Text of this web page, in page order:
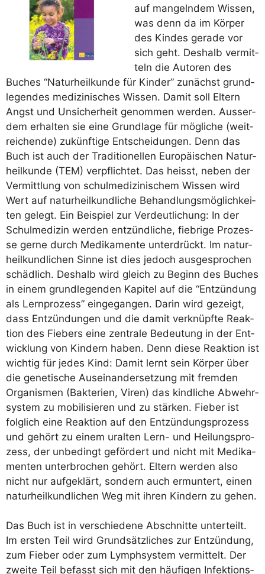
auf man­geln­dem Wis­sen,
was denn da im Kör­per
des Kin­des gera­de vor
sich geht. Des­halb ver­mit­
teln die Autoren des
Buches “Natur­heil­kun­de für Kin­der” zunächst grund­
le­gen­des medi­zi­ni­sches Wis­sen. Damit soll Eltern
Angst und Unsi­cher­heit genom­men wer­den. Aus­ser­
dem erhal­ten sie eine Grund­la­ge für mög­li­che (weit­
rei­chen­de) zukünf­ti­ge Ent­schei­dun­gen. Denn das
Buch ist auch der Tra­di­tio­nel­len Euro­päi­schen Natur­
heil­kun­de (TEM) ver­pflich­tet. Das heisst, neben der
Ver­mitt­lung von schul­me­di­zi­ni­schem Wis­sen wird
Wert auf natur­heil­kund­li­che Behand­lungs­mög­lich­kei­
ten gelegt. Ein Bei­spiel zur Ver­deut­li­chung: In der
Schul­me­di­zin wer­den ent­zünd­li­che, fieb­ri­ge Pro­zes­
se ger­ne durch Medi­ka­men­te unter­drückt. Im natur­
heil­kund­li­chen Sin­ne ist dies jedoch aus­ge­spro­chen
schäd­lich. Des­halb wird gleich zu Beginn des Buches
in einem grund­le­gen­den Kapi­tel auf die “Ent­zün­dung
als Lern­pro­zess” ein­ge­gan­gen. Dar­in wird gezeigt,
dass Ent­zün­dun­gen und die damit ver­knüpf­te Reak­
ti­on des Fie­bers eine zen­tra­le Bedeu­tung in der Ent­
wick­lung von Kin­dern haben. Denn die­se Reak­ti­on ist
wich­tig für jedes Kind: Damit lernt sein Kör­per über
die gene­ti­sche Aus­ein­an­der­set­zung mit frem­den
Orga­nis­men (Bak­te­ri­en, Viren) das kind­li­che Abwehr­
sys­tem zu mobi­li­sie­ren und zu stär­ken. Fie­ber ist
folg­lich eine Reak­ti­on auf den Ent­zün­dungs­pro­zess
und gehört zu einem uralten Lern- und Hei­lungs­pro­
zess, der unbe­dingt geför­dert und nicht mit Medi­ka­
men­ten unter­bro­chen gehört. Eltern wer­den also
nicht nur auf­ge­klärt, son­dern auch ermun­tert, einen
natur­heil­kund­li­chen Weg mit ihren Kin­dern zu gehen.
Das Buch ist in ver­schie­de­ne Abschnit­te unter­teilt.
Im ers­ten Teil wird Grund­sätz­li­ches zur Ent­zün­dung,
zum Fie­ber oder zum Lymph­sys­tem ver­mit­telt. Der
zwei­te Teil befasst sich mit den häu­fi­gen Infek­ti­ons­